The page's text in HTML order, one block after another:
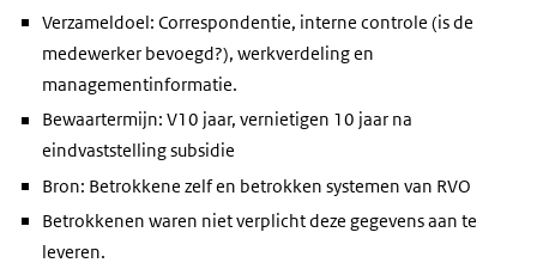
Verzameldoel: Correspondentie, interne controle (is de
medewerker bevoegd?), werkverdeling en
managementinformatie.
Bewaartermijn: V10 jaar, vernietigen 10 jaar na
eindvaststelling subsidie
Bron: Betrokkene zelf en betrokken systemen van RVO
Betrokkenen waren niet verplicht deze gegevens aan te
leveren.